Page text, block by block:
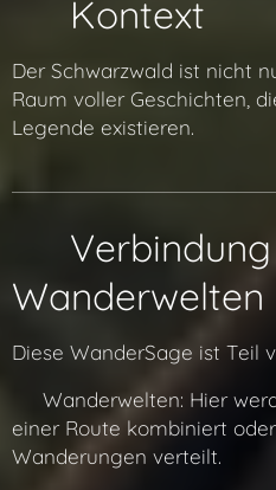
🌐 Kontext
Der Schwarzwald ist nicht
Raum voller Geschichten,
Legende existieren.
🔗
Wanderwelten
Diese WanderSage ist Teil
👉 Wanderwelten: Hier
einer Route kombiniert
Wanderungen verteilt.